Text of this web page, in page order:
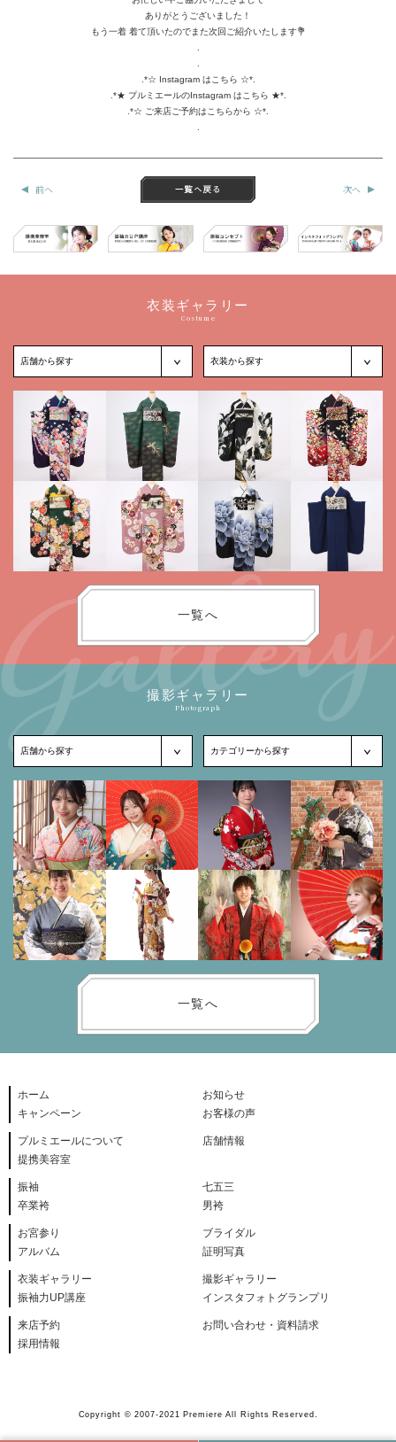
ありがとうございました！
もう一着 着て頂いたのでまた次回ご紹介いたします💐
.*☆ Instagram はこちら ☆*.
.*★ プルミエールのInstagram はこちら ★*.
.*☆ ご来店ご予約はこちらから ☆*.
前へ 次へ
衣装ギャラリー
Costume
一覧へ
撮影ギャラリー
Photograph
一覧へ
ホーム
お知らせ
キャンペーン
お客様の声
プルミエールについて
店舗情報
提携美容室
振袖
七五三
卒業袴
男袴
お宮参り
ブライダル
アルバム
証明写真
衣装ギャラリー
撮影ギャラリー
振袖力UP講座
インスタフォトグランプリ
来店予約
お問い合わせ・資料請求
採用情報
Copyright © 2007-2021 Premiere All Rights Reserved.